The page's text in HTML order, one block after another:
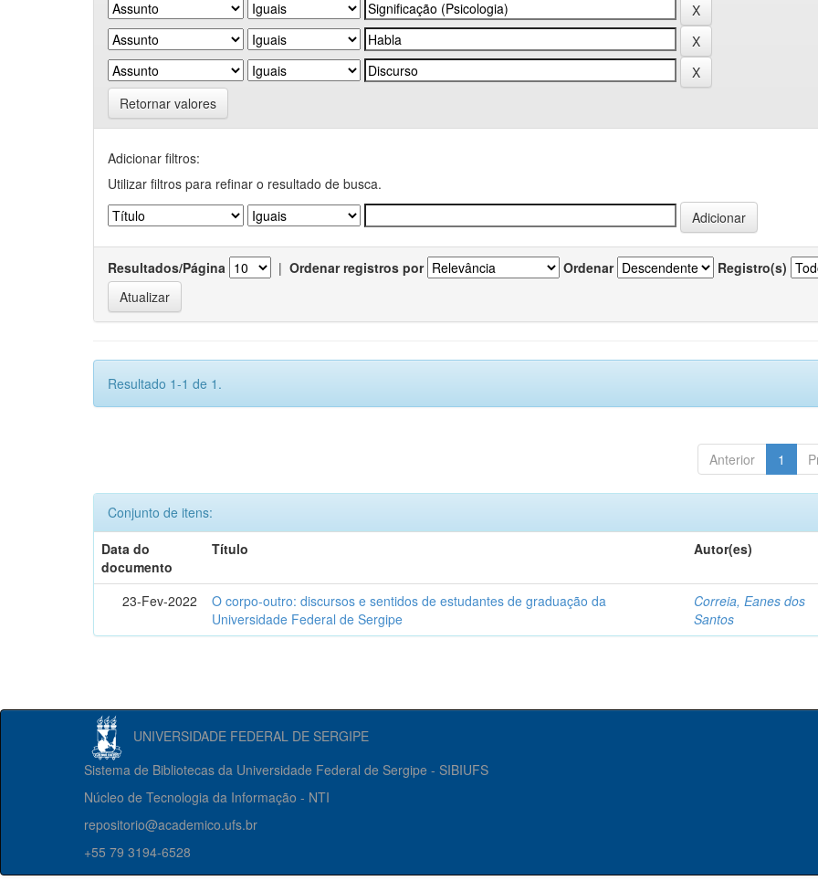
Retornar valores
Adicionar filtros:
Utilizar filtros para refinar o resultado de busca.
Resultados/Página | Ordenar registros por Ordenar Registro(s)
Resultado 1-1 de 1.
Anterior 1
Conjunto de itens:
Data do
documento
Título Autor(es)
23-Fev-2022
O corpo-outro: discursos e sentidos de estudantes de graduação da
Universidade Federal de Sergipe
Correia, Eanes dos
Santos
UNIVERSIDADE FEDERAL DE SERGIPE
Sistema de Bibliotecas da Universidade Federal de Sergipe - SIBIUFS
Núcleo de Tecnologia da Informação - NTI
repositorio@academico.ufs.br
+55 79 3194-6528